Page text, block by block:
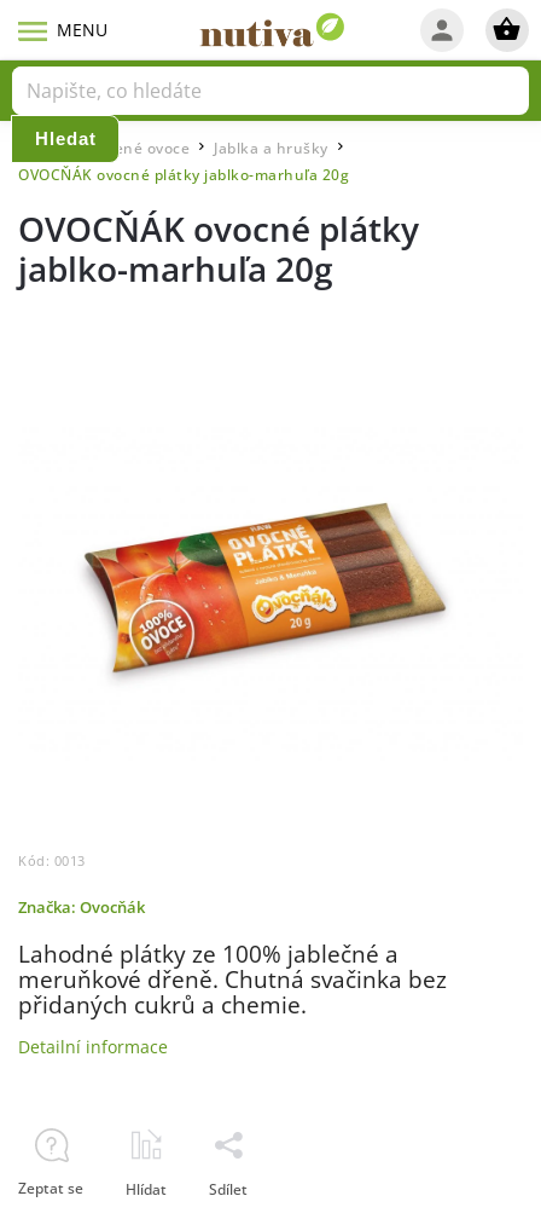
Hledat
Domů / Sušené ovoce / Jablka a hrušky
OVOCŇÁK ovocné plátky jablko-marhuľa 20g
OVOCŇÁK ovocné plátky
jablko-marhuľa 20g
Kód: 0013
Značka: Ovocňák
Lahodné plátky ze 100% jablečné a
meruňkové dřeně. Chutná svačinka bez
přidaných cukrů a chemie.
Detailní informace
Zeptat se Hlídat Sdílet